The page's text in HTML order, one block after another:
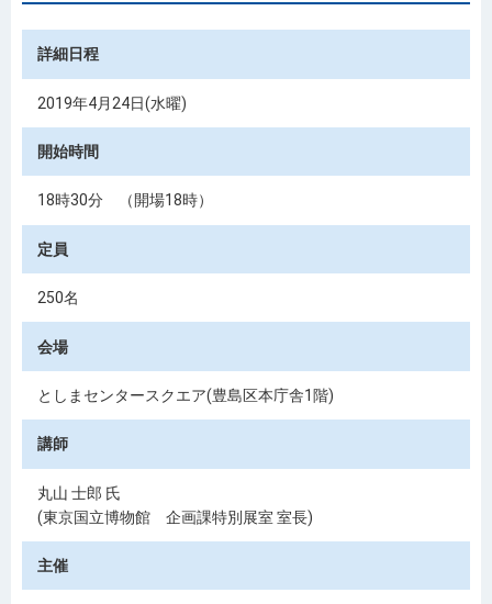
詳細日程
2019年4月24日(水曜)
開始時間
18時30分 （開場18時）
定員
250名
会場
としまセンタースクエア(豊島区本庁舎1階)
講師
丸山 士郎 氏
(東京国立博物館 企画課特別展室 室長)
主催